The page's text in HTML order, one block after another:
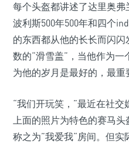
每个头盔都讲述了达里奥
波利斯500年500年和四个
的东西都从他的长长而闪
数的“滑雪盖”，当他作为
为他的岁月是最好的，最重
“我们开玩笑，”最近在社
上面的照片为特色的赛马头
称之为”我爱我“房间。但实